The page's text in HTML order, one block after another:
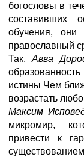
богословы в
составивших
обучения, они
православный
Так,Авва
истины Чем
возрастать
Максим
микромир,
привести к